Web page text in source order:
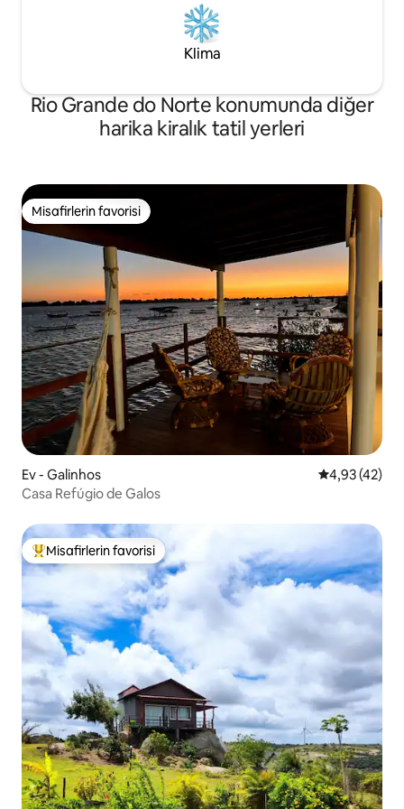
Klima
Rio Grande do Norte konumunda diğer
harika kiralık tatil yerleri
Misafirlerin favorisi
Misafirlerin favorisi
Ev - Galinhos 5 üzerinden
4,93 (42)
Casa Refúgio de Galos
Misafirlerin favorilerinden en beğenilenler arasında
Misafirlerin favorisi